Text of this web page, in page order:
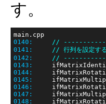
す。
0140:
//
0141:
// 行列を設定す
0142:
//
0143:
0144:
0145:
0146:
0147:
0148: